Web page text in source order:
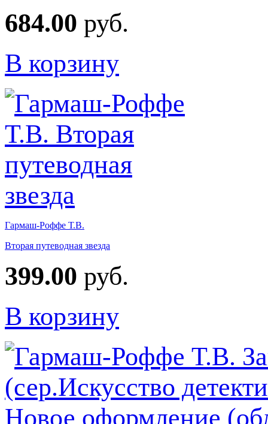
684.00 руб.
В корзину
Гармаш-Роффе Т.В.
Вторая путеводная звезда
399.00 руб.
В корзину